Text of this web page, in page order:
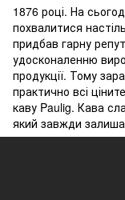
1876 році. На
похвалитися
придбав гарну
удосконаленню
продукції. Тому
практично всі
каву Paulig. Кава
який завжди